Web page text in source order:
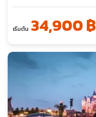
เริ่มต้น 34,900 ฿